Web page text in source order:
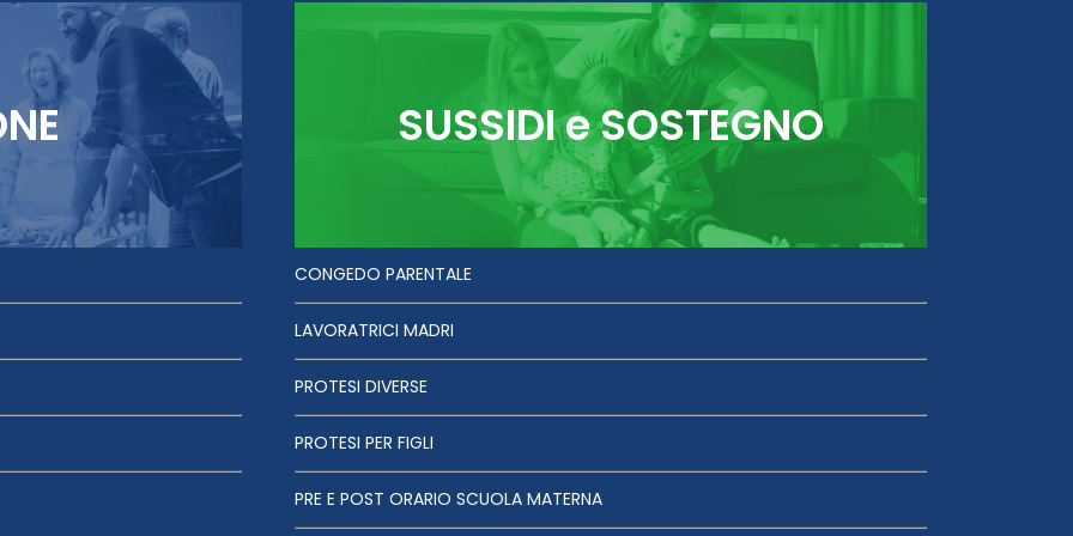
SUSSIDI e SOSTEGNO
CONGEDO PARENTALE
LAVORATRICI MADRI
PROTESI DIVERSE
PROTESI PER FIGLI
PRE E POST ORARIO SCUOLA MATERNA